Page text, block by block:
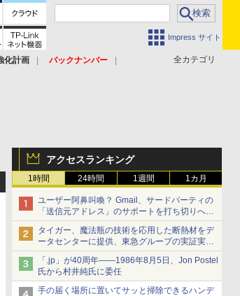
Impress サイト
全カテゴリ
化計画
バックナンバー
アクセスランキング
1時間 24時間 1週間 1カ月
ユーザー阿鼻叫喚？ Gmail、サードパーティの
「送信元アドレス」のサポートを打ち切りへ
【やじうまWatch】
タイガー、魔法瓶の技術を応用した断熱材をデ
ータセンターに提供、東急グループの実証実験
で 「ステンレス密封真空断熱パネル TIVIP」
「.jp」が40周年――1986年8月5日、Jon Postel
氏から村井純氏に委任
手の届く場所に置いてサッと掃除できるハンデ